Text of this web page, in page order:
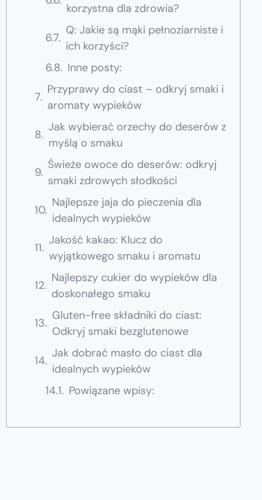
korzystna dla zdrowia?
Q: Jakie są mąki pełnoziarniste i
ich korzyści?
Inne posty:
Przyprawy do ciast – odkryj smaki i
aromaty wypieków
Jak wybierać orzechy do deserów z
myślą o smaku
Świeże owoce do deserów: odkryj
smaki zdrowych słodkości
Najlepsze jaja do pieczenia dla
idealnych wypieków
Jakość kakao: Klucz do
wyjątkowego smaku i aromatu
Najlepszy cukier do wypieków dla
doskonałego smaku
Gluten-free składniki do ciast:
Odkryj smaki bezglutenowe
Jak dobrać masło do ciast dla
idealnych wypieków
Powiązane wpisy: